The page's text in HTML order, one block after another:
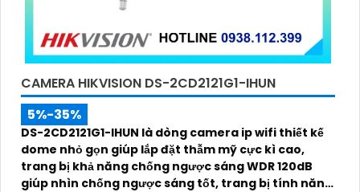
CAMERA HIKVISION DS-2CD2121G1-IHUN
5%-35%
DS-2CD2121G1-IHUN là dòng camera ip wifi thiết kế
dome nhỏ gọn giúp lắp đặt thẫm mỹ cực kì cao,
trang bị khả năng chống ngược sáng WDR 120dB
giúp nhìn chống ngược sáng tốt, trang bị tính năng